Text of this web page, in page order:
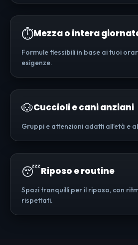
⏱️Mezza o intera
Formule flessibili in base ai tuoi
esigenze.
🐶Cuccioli e cani anziani
Gruppi e attenzioni adatti all'età e
😴Riposo e routine
Spazi tranquilli per il riposo, con
rispettati.